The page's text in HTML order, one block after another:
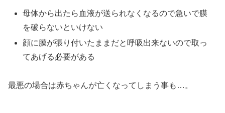
母体から出たら血液が送られなくなるので急いで膜
を破らないといけない
顔に膜が張り付いたままだと呼吸出来ないので取っ
てあげる必要がある
最悪の場合は赤ちゃんが亡くなってしまう事も…。